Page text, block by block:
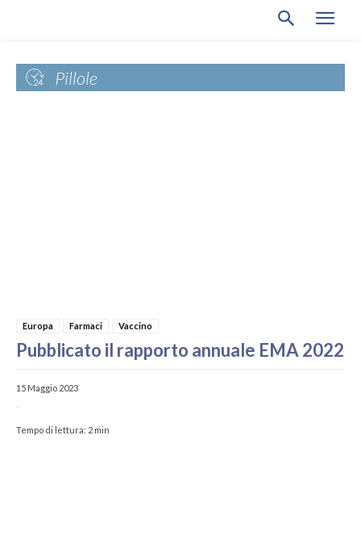
Pillole
Europa Farmaci Vaccino
Pubblicato il rapporto annuale EMA 2022
15 Maggio 2023
-
Tempo di lettura: 2 min